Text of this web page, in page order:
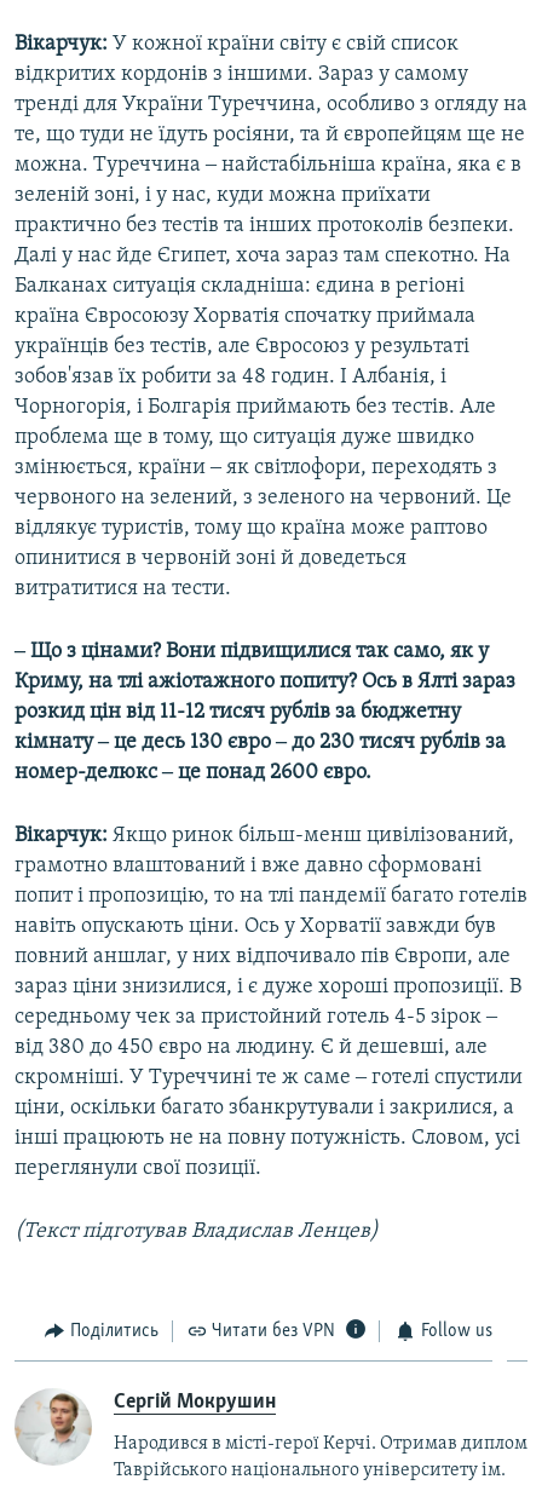
Вікарчук: У кожної країни світу є свій список
відкритих кордонів з іншими. Зараз у самому
тренді для України Туреччина, особливо з огляду на
те, що туди не їдуть росіяни, та й європейцям ще не
можна. Туреччина ‒ найстабільніша країна, яка є в
зеленій зоні, і у нас, куди можна приїхати
практично без тестів та інших протоколів безпеки.
Далі у нас йде Єгипет, хоча зараз там спекотно. На
Балканах ситуація складніша: єдина в регіоні
країна Євросоюзу Хорватія спочатку приймала
українців без тестів, але Євросоюз у результаті
зобов'язав їх робити за 48 годин. І Албанія, і
Чорногорія, і Болгарія приймають без тестів. Але
проблема ще в тому, що ситуація дуже швидко
змінюється, країни ‒ як світлофори, переходять з
червоного на зелений, з зеленого на червоний. Це
відлякує туристів, тому що країна може раптово
опинитися в червоній зоні й доведеться
витратитися на тести.
‒ Що з цінами? Вони підвищилися так само, як у
Криму, на тлі ажіотажного попиту? Ось в Ялті зараз
розкид цін від 11-12 тисяч рублів за бюджетну
кімнату ‒ це десь 130 євро ‒ до 230 тисяч рублів за
номер-делюкс ‒ це понад 2600 євро.
Вікарчук: Якщо ринок більш-менш цивілізований,
грамотно влаштований і вже давно сформовані
попит і пропозицію, то на тлі пандемії багато готелів
навіть опускають ціни. Ось у Хорватії завжди був
повний аншлаг, у них відпочивало пів Європи, але
зараз ціни знизилися, і є дуже хороші пропозиції. В
середньому чек за пристойний готель 4-5 зірок ‒
від 380 до 450 євро на людину. Є й дешевші, але
скромніші. У Туреччині те ж саме ‒ готелі спустили
ціни, оскільки багато збанкрутували і закрилися, а
інші працюють не на повну потужність. Словом, усі
переглянули свої позиції.
(Текст підготував Владислав Ленцев)
Поділитись Читати без VPN Follow us
Сергій Мокрушин
Народився в місті-герої Керчі. Отримав диплом
Таврійського національного університету ім.